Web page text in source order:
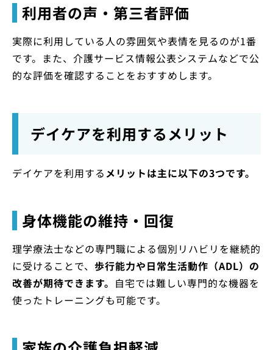
利用者の声・第三者評価
実際に利用している人の雰囲気や表情を見るのが1番
です。また、介護サービス情報公表システムなどで公
的な評価を確認することをおすすめします。
デイケアを利用するメリット
デイケアを利用するメリットは主に以下の3つです。
身体機能の維持・回復
理学療法士などの専門職による個別リハビリを継続的
に受けることで、 歩行能力や日常生活動作（ADL）の
改善が期待できます。 自宅では難しい専門的な機器を
使ったトレーニングも可能です。